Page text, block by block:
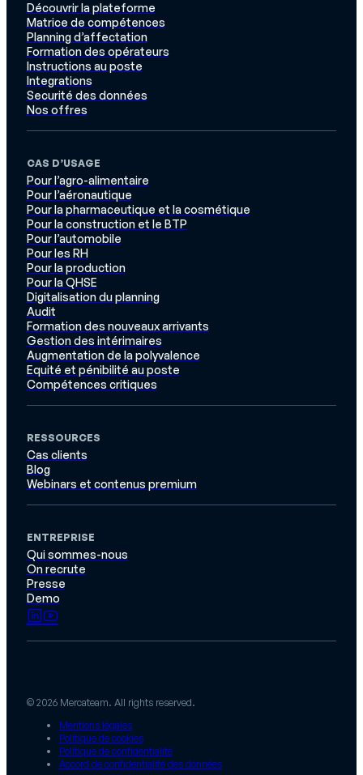
Découvrir la plateforme
Matrice de compétences
Planning d’affectation
Formation des opérateurs
Instructions au poste
Integrations
Securité des données
Nos offres
CAS D’USAGE
Pour l’agro-alimentaire
Pour l’aéronautique
Pour la pharmaceutique et la cosmétique
Pour la construction et le BTP
Pour l’automobile
Pour les RH
Pour la production
Pour la QHSE
Digitalisation du planning
Audit
Formation des nouveaux arrivants
Gestion des intérimaires
Augmentation de la polyvalence
Equité et pénibilité au poste
Compétences critiques
RESSOURCES
Cas clients
Blog
Webinars et contenus premium
ENTREPRISE
Qui sommes-nous
On recrute
Presse
Demo
© 2026 Mercateam. All rights reserved.
Mentions légales
Politique de cookies
Politique de confidentialité
Accord de confidentialité des données